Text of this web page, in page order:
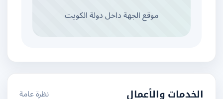
موقع الجهة داخل دولة الكويت
الخدمات والأعمال نظرة عامة